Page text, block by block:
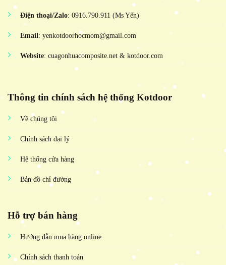
Điện thoại/Zalo: 0916.790.911 (Ms Yến)
Email: yenkotdoorhocmom@gmail.com
Website: cuagonhuacomposite.net & kotdoor.com
Thông tin chính sách hệ thống Kotdoor
Về chúng tôi
Chính sách đại lý
Hệ thống cửa hàng
Bản đồ chỉ đường
Hỗ trợ bán hàng
Hướng dẫn mua hàng online
Chính sách thanh toán